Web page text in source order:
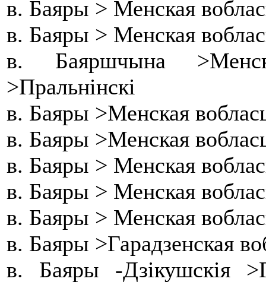
в. Баяры > Менская
в. Баяры > Менская
в. Баяршчына
>Пральнінскі
в. Баяры >Менская
в. Баяры >Менская
в. Баяры > Менская
в. Баяры > Менская
в. Баяры > Менская
в. Баяры >Гарадзенская
в. Баяры -Дзікушскія